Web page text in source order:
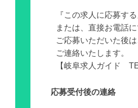
『この求人に応募す
または、直接お電話
ご応募いただいた後
ご連絡いたします。
【岐阜求人ガイド
応募受付後の連絡